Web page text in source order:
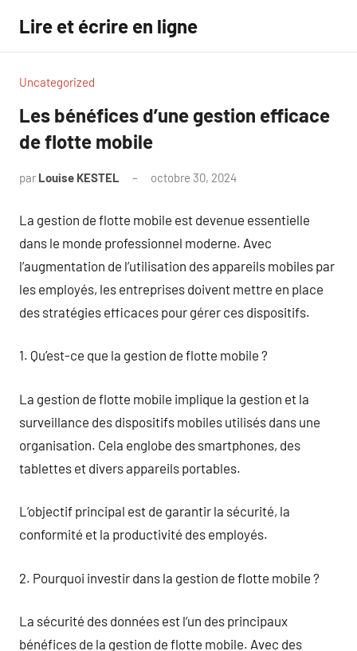
contenu
Lire et écrire en ligne
Uncategorized
Les bénéfices d’une gestion efficace
de flotte mobile
par Louise KESTEL octobre 30, 2024
La gestion de flotte mobile est devenue essentielle
dans le monde professionnel moderne. Avec
l’augmentation de l’utilisation des appareils mobiles par
les employés, les entreprises doivent mettre en place
des stratégies efficaces pour gérer ces dispositifs.
1. Qu’est-ce que la gestion de flotte mobile ?
La gestion de flotte mobile implique la gestion et la
surveillance des dispositifs mobiles utilisés dans une
organisation. Cela englobe des smartphones, des
tablettes et divers appareils portables.
L’objectif principal est de garantir la sécurité, la
conformité et la productivité des employés.
2. Pourquoi investir dans la gestion de flotte mobile ?
La sécurité des données est l’un des principaux
bénéfices de la gestion de flotte mobile. Avec des